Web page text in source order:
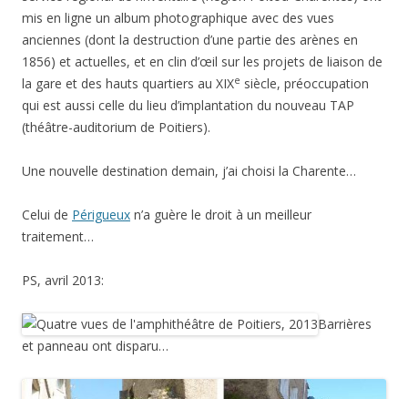
mis en ligne un album photographique avec des vues
anciennes (dont la destruction d’une partie des arènes en
1856) et actuelles, et en clin d’œil sur les projets de liaison de
la gare et des hauts quartiers au XIXe siècle, préoccupation
qui est aussi celle du lieu d’implantation du nouveau TAP
(théâtre-auditorium de Poitiers).
Une nouvelle destination demain, j’ai choisi la Charente…
Celui de Périgueux n’a guère le droit à un meilleur
traitement…
PS, avril 2013:
Barrières
et panneau ont disparu…